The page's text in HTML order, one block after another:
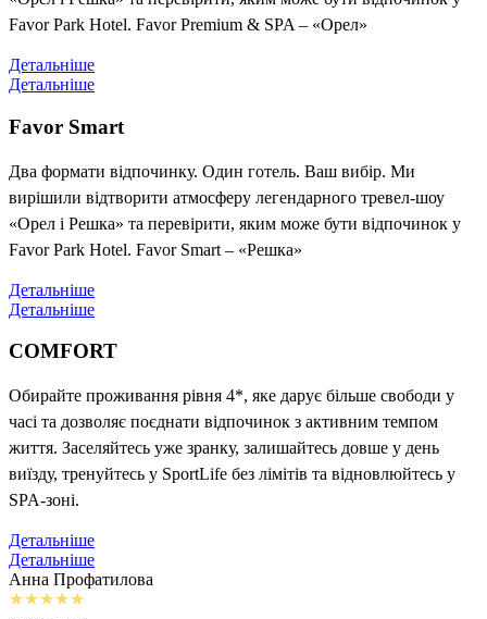
Favor Park Hotel. Favor Premium & SPA – «Орел»
Детальніше
Детальніше
Favor Smart
Два формати відпочинку. Один готель. Ваш вибір. Ми
вирішили відтворити атмосферу легендарного тревел-шоу
«Орел і Решка» та перевірити, яким може бути відпочинок у
Favor Park Hotel. Favor Smart – «Решка»
Детальніше
Детальніше
COMFORT
Обирайте проживання рівня 4*, яке дарує більше свободи у
часі та дозволяє поєднати відпочинок з активним темпом
життя. Заселяйтесь уже зранку, залишайтесь довше у день
виїзду, тренуйтесь у SportLife без лімітів та відновлюйтесь у
SPA-зоні.
Детальніше
Детальніше
Анна Профатилова